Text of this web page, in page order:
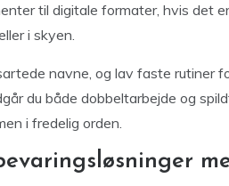
til digitale formater, hvis det
i skyen.
navne, og lav faste rutiner
du både dobbeltarbejde og
i fredelig orden.